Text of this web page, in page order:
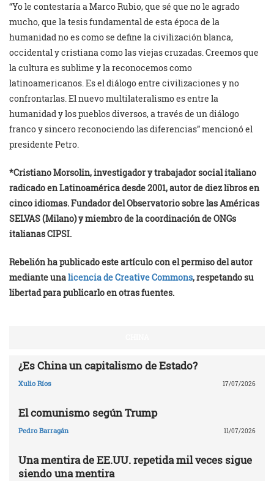
“Yo le contestaría a Marco Rubio, que sé que no le agrado
mucho, que la tesis fundamental de esta época de la
humanidad no es como se define la civilización blanca,
occidental y cristiana como las viejas cruzadas. Creemos que
la cultura es sublime y la reconocemos como
latinoamericanos. Es el diálogo entre civilizaciones y no
confrontarlas. El nuevo multilateralismo es entre la
humanidad y los pueblos diversos, a través de un diálogo
franco y sincero reconociendo las diferencias” mencionó el
presidente Petro.
*Cristiano Morsolin, investigador y trabajador social italiano
radicado en Latinoamérica desde 2001, autor de diez libros en
cinco idiomas. Fundador del Observatorio sobre las Américas
SELVAS (Milano) y miembro de la coordinación de ONGs
italianas CIPSI.
Rebelión ha publicado este artículo con el permiso del autor
mediante unalicencia de Creative Commons, respetando su
libertad para publicarlo en otras fuentes.
¿Es China un capitalismo de Estado?
Xulio Ríos 17/07/2026
El comunismo según Trump
Pedro Barragán 11/07/2026
Una mentira de EE.UU. repetida mil veces sigue
siendo una mentira